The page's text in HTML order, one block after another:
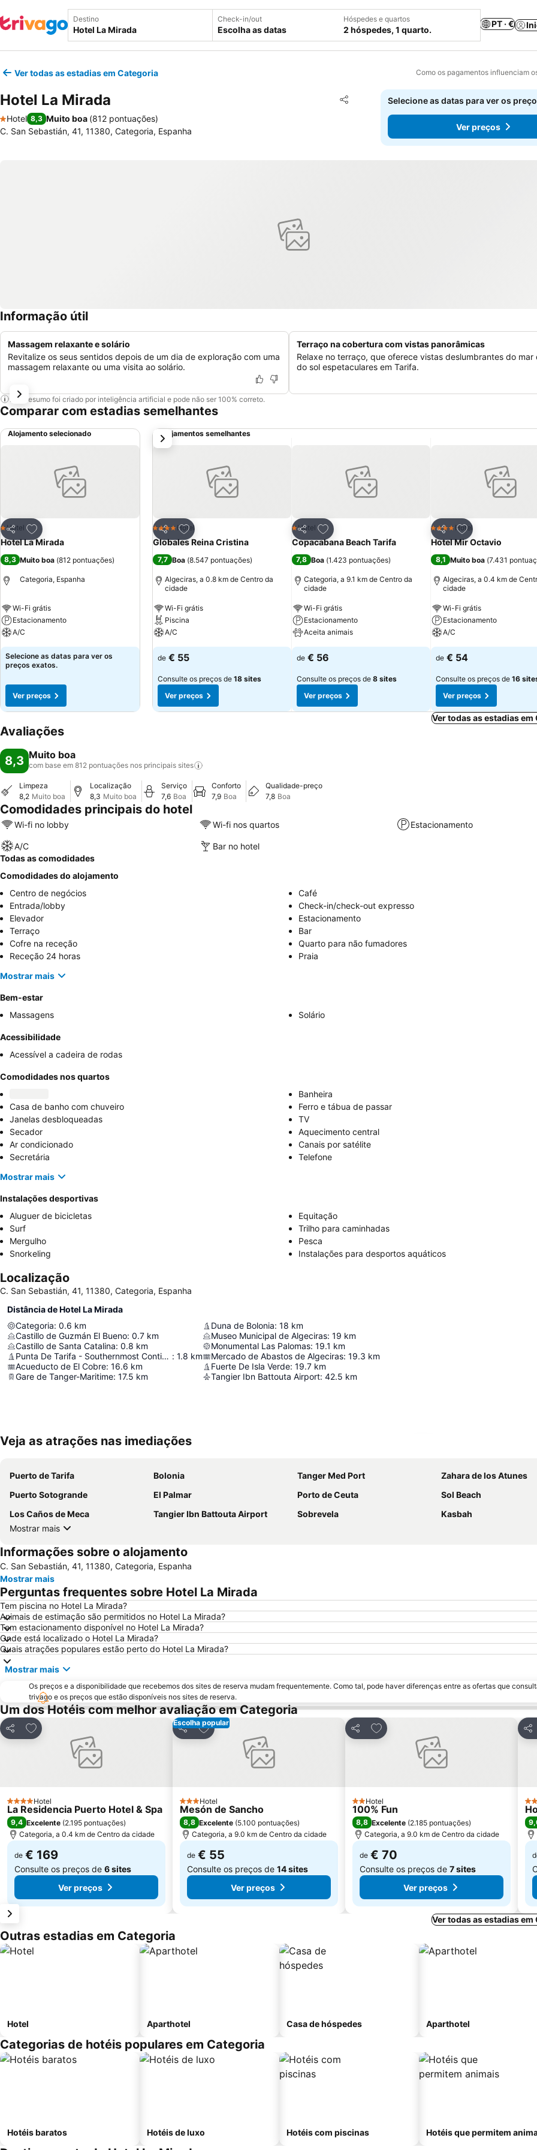
Destino Check-in/out
Escolha as datas
Hóspedes e quartos
2 hóspedes, 1 quarto.
PT · €
Ver todas as estadias em Categoria Como os pagamentos influenciam
Hotel La Mirada Partilhar
Adicionar aos favoritos
1 Estrelas
Hotel 8,3 Muito boa (812 pontuações)
C. San Sebastián, 41, 11380, Categoria, Espanha
Selecione as datas para ver os
Ver preços
Informação útil
Massagem relaxante e solário
Revitalize os seus sentidos depois de um dia de exploração com uma
massagem relaxante ou uma visita ao solário.
Terraço na cobertura com vistas panorâmicas
Relaxe no terraço, que oferece vistas deslumbrantes do mar
do sol espetaculares em Tarifa.
Este resumo foi criado por inteligência artificial e pode não ser 100% correto.
Comparar com estadias semelhantes
Alojamento selecionado
Partilhar
Adicionar aos favoritos
1 Estrelas
Hotel
Hotel La Mirada
8,3 Muito boa (812 pontuações)
Categoria, Espanha
Wi-Fi grátis
Estacionamento
A/C
Selecione as datas para ver os
preços exatos.
Ver preços
Alojamentos semelhantes
Partilhar
Adicionar aos favoritos
4 EstrelasHotel
Globales Reina Cristina
7,7 Boa (8.547 pontuações)
Algeciras, a 0.8 km de Centro da
cidade
Wi-Fi grátis
Piscina
A/C
de € 55
Consulte os preços de 18 sites
Ver preços
Partilhar
Adicionar aos favoritos
1 Estrelas
Hotel
Copacabana Beach Tarifa
7,8 Boa (1.423 pontuações)
Categoria, a 9.1 km de Centro da
cidade
Wi-Fi grátis
Estacionamento
Aceita animais
de € 56
Consulte os preços de 8 sites
Ver preços
Partilhar
Adicionar aos
4 EstrelasHotel
Hotel Mir Octavio
8,1 Muito boa (7.431
Algeciras, a 0.4 km de
cidade
Wi-Fi grátis
Estacionamento
A/C
de € 54
Consulte os preços de 16
Ver preços
próximo
Ver todas as estadias em
Avaliações
8,3 Muito boa
com base em 812 pontuações nos principais sites
Limpeza
8,2 Muito boa
Localização
8,3 Muito boa
Serviço
7,6 Boa
Conforto
7,9 Boa
Qualidade-preço
7,8 Boa
Comodidades principais do hotel
Wi-fi no lobby Wi-fi nos quartos Estacionamento
A/C
Bar no hotel
Todas as comodidades
Comodidades do alojamento
Centro de negócios
Café
Entrada/lobby
Check-in/check-out expresso
Elevador
Estacionamento
Terraço
Bar
Cofre na receção
Quarto para não fumadores
Receção 24 horas
Praia
Mostrar mais
Bem-estar
Massagens
Solário
Acessibilidade
Acessível a cadeira de rodas
Comodidades nos quartos
Banheira
Casa de banho com chuveiro
Ferro e tábua de passar
Janelas desbloqueadas
TV
Secador
Aquecimento central
Ar condicionado
Canais por satélite
Secretária
Telefone
Mostrar mais
Instalações desportivas
Aluguer de bicicletas
Equitação
Surf
Trilho para caminhadas
Mergulho
Pesca
Snorkeling
Instalações para desportos aquáticos
Localização
C. San Sebastián, 41, 11380, Categoria, Espanha
Distância de Hotel La Mirada
Categoria: 0.6 km
Castillo de Guzmán El Bueno: 0.7 km
Castillo de Santa Catalina: 0.8 km
Punta De Tarifa - Southernmost Continental Point Of Europe : 1.8 km
Acueducto de El Cobre: 16.6 km
Gare de Tanger-Maritime: 17.5 km
Duna de Bolonia: 18 km
Museo Municipal de Algeciras: 19 km
Monumental Las Palomas: 19.1 km
Mercado de Abastos de Algeciras: 19.3 km
Fuerte De Isla Verde: 19.7 km
Tangier Ibn Battouta Airport: 42.5 km
Veja as atrações nas imediações
Puerto de Tarifa Bolonia Tanger Med Port
Zahara de los Atunes
Puerto Sotogrande
El Palmar Porto de Ceuta
Sol Beach
Los Caños de Meca
Tangier Ibn Battouta Airport Sobrevela
Kasbah
Mostrar mais
Informações sobre o alojamento
C. San Sebastián, 41, 11380, Categoria, Espanha
Mostrar mais
Perguntas frequentes sobre Hotel La Mirada
Tem piscina no Hotel La Mirada?
Animais de estimação são permitidos no Hotel La Mirada?
Tem estacionamento disponível no Hotel La Mirada?
Onde está localizado o Hotel La Mirada?
Quais atrações populares estão perto do Hotel La Mirada?
Mostrar mais
Os preços e a disponibilidade que recebemos dos sites de reserva mudam frequentemente. Como tal, pode haver diferenças entre as ofertas que
trivago e os preços que estão disponíveis nos sites de reserva.
Um dos Hotéis com melhor avaliação em Categoria
Partilhar
Adicionar aos favoritos
4 Estrelas
Hotel
La Residencia Puerto Hotel & Spa
9,4 Excelente (2.195 pontuações)
Categoria, a 0.4 km de Centro da cidade
de € 169
Consulte os preços de 6 sites
Ver preços
Escolha popular
Partilhar
Adicionar aos favoritos
3 Estrelas
Hotel
Mesón de Sancho
8,8 Excelente (5.100 pontuações)
Categoria, a 9.0 km de Centro da cidade
de € 55
Consulte os preços de 14 sites
Ver preços
Partilhar
Adicionar aos favoritos
2 Estrelas
Hotel
100% Fun
8,8 Excelente (2.185 pontuações)
Categoria, a 9.0 km de Centro da cidade
de € 70
Consulte os preços de 7 sites
Ver preços
3
Ver todas as estadias em
Outras estadias em Categoria
Hotel Aparthotel Casa de hóspedes Aparthotel
Categorias de hotéis populares em Categoria
Hotéis baratos Hotéis de luxo Hotéis com piscinas Hotéis que permitem